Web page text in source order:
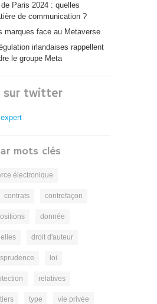
Paris 2024 : quelles
de communication ?
marques face au Metaverse
irlandaises rappellent
le groupe Meta
sur twitter
mots clés
électronique
contrats contrefaçon
donnée
droit d'auteur
loi
relatives
tiers type vie privée